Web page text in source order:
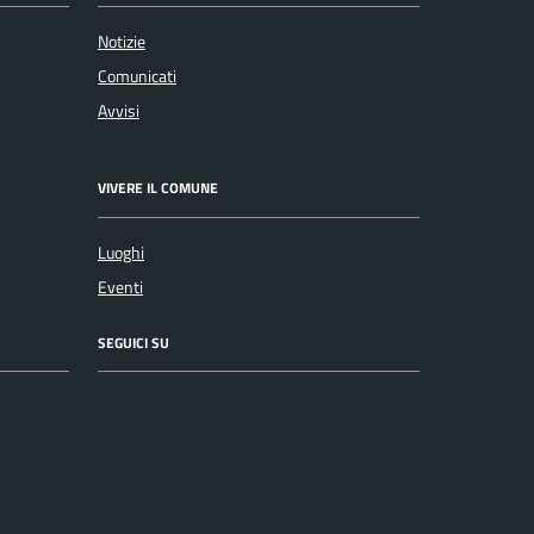
Notizie
Comunicati
Avvisi
VIVERE IL COMUNE
Luoghi
Eventi
SEGUICI SU